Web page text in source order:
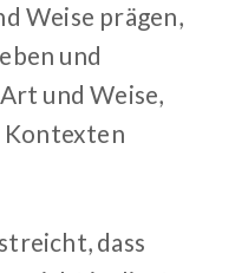
Weise prägen,
und
und Weise,
Kontexten
dass